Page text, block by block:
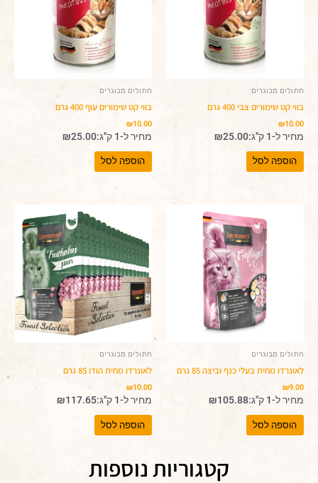
חתולים מבוגרים
בווי קט שימורים צבי 400 גרם
₪10.00
מחיר ל-1 ק"ג: ₪25.00
הוספה לסל
חתולים מבוגרים
בווי קט שימורים עוף 400 גרם
₪10.00
מחיר ל-1 ק"ג: ₪25.00
הוספה לסל
חתולים מבוגרים
לאונרדו מחית בעלי כנף וביצה 85 גרם
₪9.00
מחיר ל-1 ק"ג: ₪105.88
הוספה לסל
חתולים מבוגרים
לאונרדו מחית הודו 85 גרם
₪10.00
מחיר ל-1 ק"ג: ₪117.65
הוספה לסל
קטגוריות נוספות